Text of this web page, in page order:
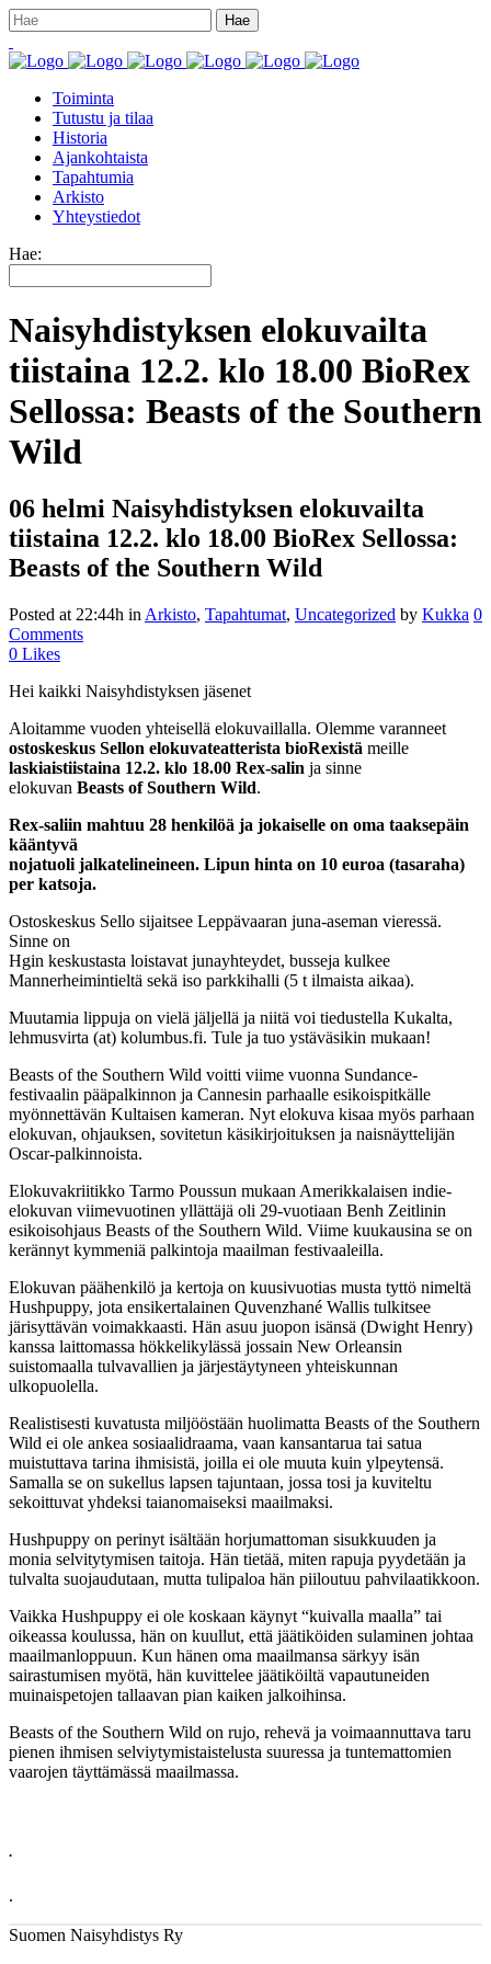
Toiminta
Tutustu ja tilaa
Historia
Ajankohtaista
Tapahtumia
Arkisto
Yhteystiedot
Hae:
Naisyhdistyksen elokuvailta
tiistaina 12.2. klo 18.00 BioRex
Sellossa: Beasts of the Southern
Wild
06 helmi Naisyhdistyksen elokuvailta
tiistaina 12.2. klo 18.00 BioRex Sellossa:
Beasts of the Southern Wild
Posted at 22:44h in Arkisto, Tapahtumat, Uncategorized by Kukka 0
Comments
0 Likes
Hei kaikki Naisyhdistyksen jäsenet
Aloitamme vuoden yhteisellä elokuvaillalla. Olemme varanneet
ostoskeskus Sellon elokuvateatterista bioRexistä meille
laskiaistiistaina 12.2. klo 18.00 Rex-salin ja sinne
elokuvan Beasts of Southern Wild.
Rex-saliin mahtuu 28 henkilöä ja jokaiselle on oma taaksepäin
kääntyvä
nojatuoli jalkatelineineen. Lipun hinta on 10 euroa (tasaraha)
per katsoja.
Ostoskeskus Sello sijaitsee Leppävaaran juna-aseman vieressä.
Sinne on
Hgin keskustasta loistavat junayhteydet, busseja kulkee
Mannerheimintieltä sekä iso parkkihalli (5 t ilmaista aikaa).
Muutamia lippuja on vielä jäljellä ja niitä voi tiedustella Kukalta,
lehmusvirta (at) kolumbus.fi. Tule ja tuo ystäväsikin mukaan!
Beasts of the Southern Wild voitti viime vuonna Sundance-
festivaalin pääpalkinnon ja Cannesin parhaalle esikoispitkälle
myönnettävän Kultaisen kameran. Nyt elokuva kisaa myös parhaan
elokuvan, ohjauksen, sovitetun käsikirjoituksen ja naisnäyttelijän
Oscar-palkinnoista.
Elokuvakriitikko Tarmo Poussun mukaan Amerikkalaisen indie-
elokuvan viimevuotinen yllättäjä oli 29-vuotiaan Benh Zeitlinin
esikoisohjaus Beasts of the Southern Wild. Viime kuukausina se on
kerännyt kymmeniä palkintoja maailman festivaaleilla.
Elokuvan päähenkilö ja kertoja on kuusivuotias musta tyttö nimeltä
Hushpuppy, jota ensikertalainen Quvenzhané Wallis tulkitsee
järisyttävän voimakkaasti. Hän asuu juopon isänsä (Dwight Henry)
kanssa laittomassa hökkelikylässä jossain New Orleansin
suistomaalla tulvavallien ja järjestäytyneen yhteiskunnan
ulkopuolella.
Realistisesti kuvatusta miljööstään huolimatta Beasts of the Southern
Wild ei ole ankea sosiaalidraama, vaan kansantarua tai satua
muistuttava tarina ihmisistä, joilla ei ole muuta kuin ylpeytensä.
Samalla se on sukellus lapsen tajuntaan, jossa tosi ja kuviteltu
sekoittuvat yhdeksi taianomaiseksi maailmaksi.
Hushpuppy on perinyt isältään horjumattoman sisukkuuden ja
monia selvitytymisen taitoja. Hän tietää, miten rapuja pyydetään ja
tulvalta suojaudutaan, mutta tulipaloa hän piiloutuu pahvilaatikkoon.
Vaikka Hushpuppy ei ole koskaan käynyt “kuivalla maalla” tai
oikeassa koulussa, hän on kuullut, että jäätiköiden sulaminen johtaa
maailmanloppuun. Kun hänen oma maailmansa särkyy isän
sairastumisen myötä, hän kuvittelee jäätiköiltä vapautuneiden
muinaispetojen tallaavan pian kaiken jalkoihinsa.
Beasts of the Southern Wild on rujo, rehevä ja voimaannuttava taru
pienen ihmisen selviytymistaistelusta suuressa ja tuntemattomien
vaarojen täyttämässä maailmassa.
.
.
Suomen Naisyhdistys Ry